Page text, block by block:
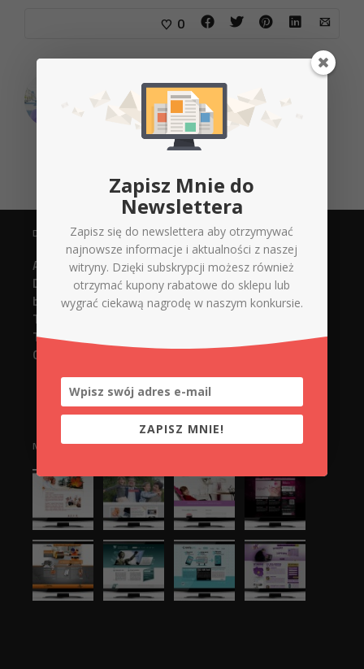
0
Michał Jaśkiewicz
DANE KONTAKTOWE
Agencja Reklamowa
Digital Xperts
biuro@d-x.pl
Tel. 737748919 (strony www)
Tel. 737748918 (serwis + sklep)
Górnicza 12/14 lokal 005
NASZE REALIZACJE:
Zapisz Mnie do
Newslettera
Zapisz się do newslettera aby otrzymywać
najnowsze informacje i aktualności z naszej
witryny. Dzięki subskrypcji możesz również
otrzymać kupony rabatowe do sklepu lub
wygrać ciekawą nagrodę w naszym konkursie.
ZAPISZ MNIE!